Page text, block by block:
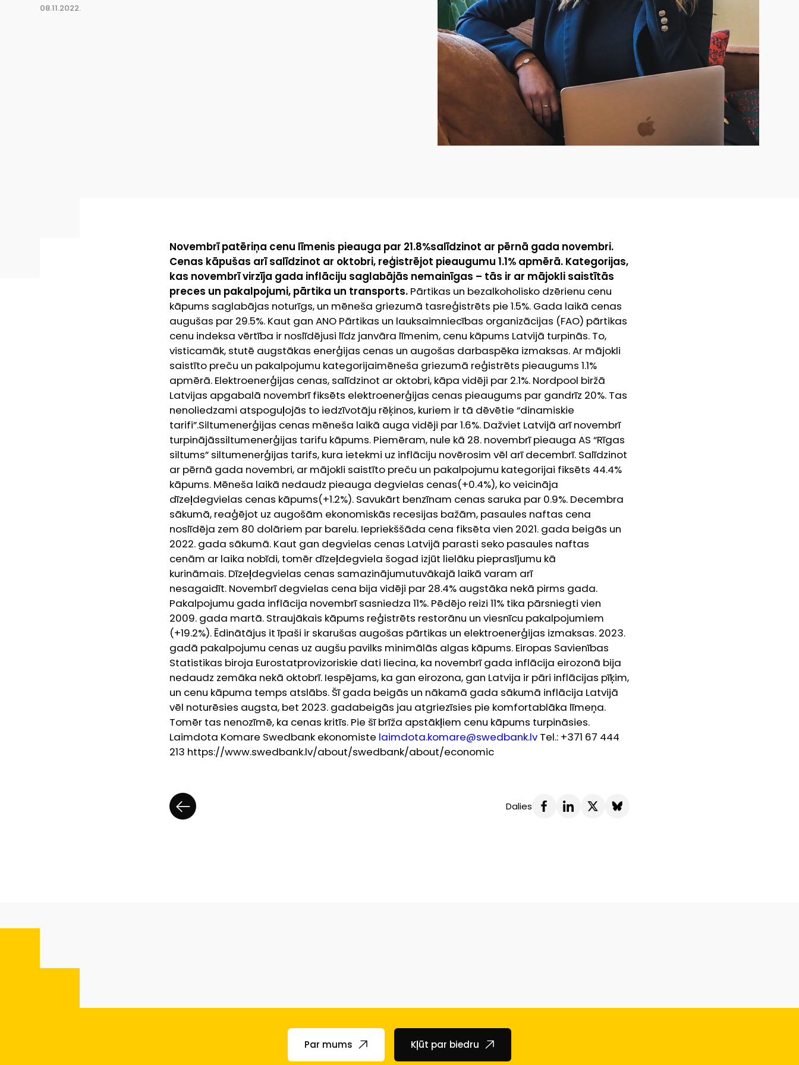
08.11.2022.
Novembrī patēriņa cenu līmenis pieauga par 21.8%salīdzinot ar pērnā gada novembri.
Cenas kāpušas arī salīdzinot ar oktobri, reģistrējot pieaugumu 1.1% apmērā. Kategorijas,
kas novembrī virzīja gada inflāciju saglabājās nemainīgas – tās ir ar mājokli saistītās
preces un pakalpojumi, pārtika un transports. Pārtikas un bezalkoholisko dzērienu cenu
kāpums saglabājas noturīgs, un mēneša griezumā tasreģistrēts pie 1.5%. Gada laikā cenas
augušas par 29.5%. Kaut gan ANO Pārtikas un lauksaimniecības organizācijas (FAO) pārtikas
cenu indeksa vērtība ir noslīdējusi līdz janvāra līmenim, cenu kāpums Latvijā turpinās. To,
visticamāk, stutē augstākas enerģijas cenas un augošas darbaspēka izmaksas.Ar mājokli
saistīto preču un pakalpojumu kategorijaimēneša griezumā reģistrēts pieaugums 1.1%
apmērā. Elektroenerģijas cenas, salīdzinot ar oktobri, kāpa vidēji par 2.1%. Nordpool biržā
Latvijas apgabalā novembrī fiksēts elektroenerģijas cenas pieaugums par gandrīz 20%. Tas
nenoliedzami atspoguļojās to iedzīvotāju rēķinos, kuriem ir tā dēvētie “dinamiskie
tarifi”.Siltumenerģijas cenas mēneša laikā auga vidēji par 1.6%. Dažviet Latvijā arī novembrī
turpinājāssiltumenerģijas tarifu kāpums. Piemēram, nule kā 28. novembrī pieauga AS “Rīgas
siltums” siltumenerģijas tarifs, kura ietekmi uz inflāciju novērosim vēl arī decembrī. Salīdzinot
ar pērnā gada novembri, ar mājokli saistīto preču un pakalpojumu kategorijai fiksēts 44.4%
kāpums. Mēneša laikā nedaudz pieauga degvielas cenas(+0.4%), ko veicināja
dīzeļdegvielas cenas kāpums(+1.2%). Savukārt benzīnam cenas saruka par 0.9%. Decembra
sākumā, reaģējot uz augošām ekonomiskās recesijas bažām, pasaules naftas cena
noslīdēja zem 80 dolāriem par barelu. Iepriekššāda cena fiksēta vien 2021. gada beigās un
2022. gada sākumā. Kaut gan degvielas cenas Latvijā parasti seko pasaules naftas
cenām ar laika nobīdi, tomēr dīzeļdegviela šogad izjūt lielāku pieprasījumu kā
kurināmais. Dīzeļdegvielas cenas samazinājumutuvākajā laikā varam arī
nesagaidīt. Novembrī degvielas cena bija vidēji par 28.4% augstāka nekā pirms gada.
Pakalpojumu gada inflācija novembrī sasniedza 11%. Pēdējo reizi 11% tika pārsniegti vien
2009. gada martā. Straujākais kāpums reģistrēts restorānu un viesnīcu pakalpojumiem
(+19.2%). Ēdinātājus it īpaši ir skarušas augošas pārtikas un elektroenerģijas izmaksas. 2023.
gadā pakalpojumu cenas uz augšu pavilks minimālās algas kāpums. Eiropas Savienības
Statistikas biroja Eurostatprovizoriskie dati liecina, ka novembrī gada inflācija eirozonā bija
nedaudz zemāka nekā oktobrī. Iespējams, ka gan eirozona, gan Latvija ir pāri inflācijas pīķim,
un cenu kāpuma temps atslābs. Šī gada beigās un nākamā gada sākumā inflācija Latvijā
vēl noturēsies augsta, bet 2023. gadabeigās jau atgriezīsies pie komfortablāka līmeņa.
Tomēr tas nenozīmē, ka cenas kritīs. Pie šī brīža apstākļiem cenu kāpums turpināsies.
Laimdota Komare Swedbank ekonomiste laimdota.komare@swedbank.lv Tel.: +371 67 444
213 https://www.swedbank.lv/about/swedbank/about/economic
Dalies
Par mums Kļūt par biedru